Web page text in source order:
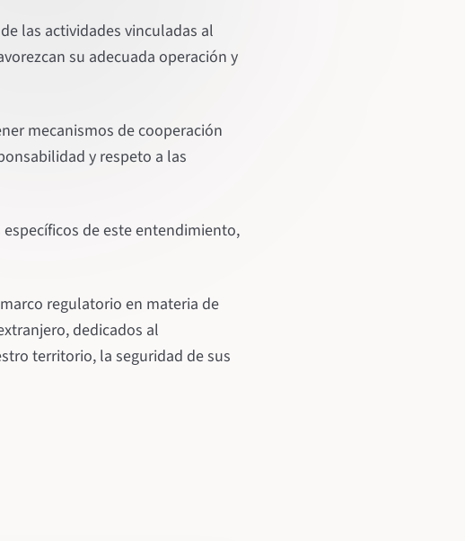
las actividades vinculadas al
su adecuada operación y
mecanismos de cooperación
y respeto a las
de este entendimiento,
regulatorio en materia de
dedicados al
territorio, la seguridad de sus